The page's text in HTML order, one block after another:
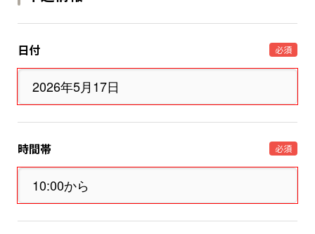
日付 必須
時間帯 必須